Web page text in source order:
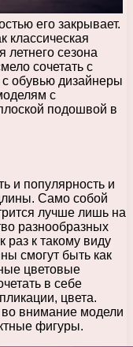
его закрывает.
классическая
сезона
сочетать с
обувью дизайнеры
с
подошвой в
и популярность и
Само собой
лучше лишь на
разнообразных
раз к такому виду
смогут быть как
цветовые
в себе
цвета.
внимание модели
фигуры.